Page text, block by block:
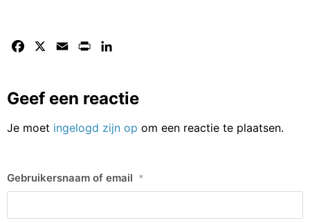
Facebook Email Print
Geef een reactie
Je moet ingelogd zijn op om een reactie te plaatsen.
Gebruikersnaam of email *